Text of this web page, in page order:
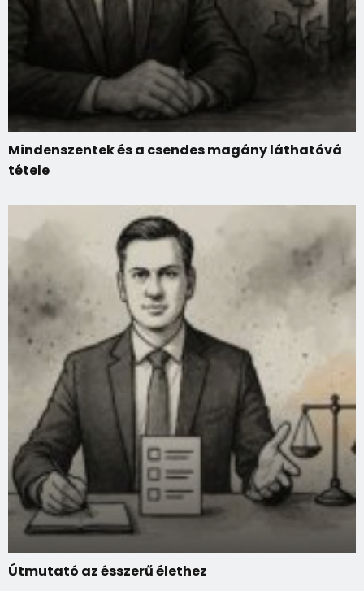
Mindenszentek és a csendes magány láthatóvá
tétele
Útmutató az ésszerű élethez